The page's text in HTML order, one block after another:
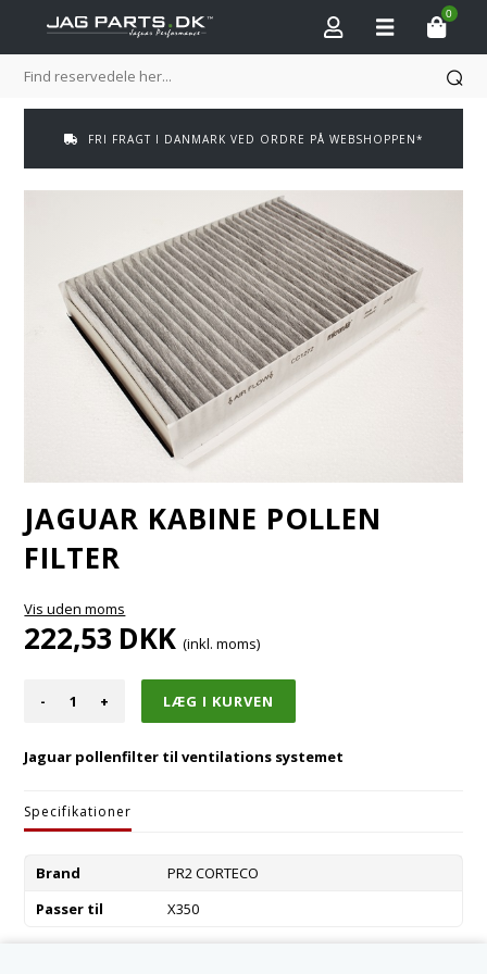
0
FRI FRAGT I DANMARK VED ORDRE PÅ WEBSHOPPEN*
JAGUAR KABINE POLLEN
FILTER
Vis uden moms
222,53 DKK (inkl. moms)
- +
Jaguar pollenfilter til ventilations systemet
Specifikationer
Brand
PR2 CORTECO
Passer til
X350